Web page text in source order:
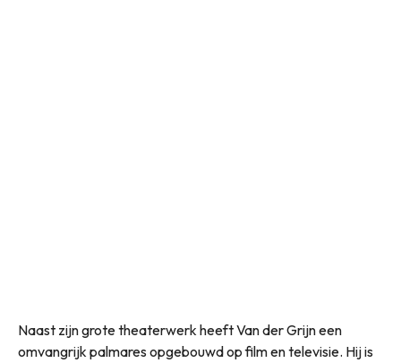
Naast zijn grote theaterwerk heeft Van der Grijn een
omvangrijk palmares opgebouwd op film en televisie. Hij is